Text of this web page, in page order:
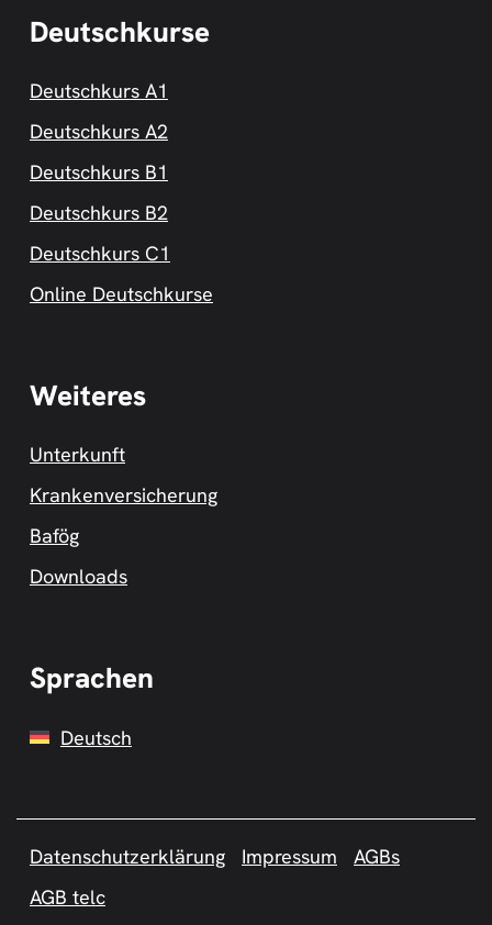
Deutschkurse
Deutschkurs A1
Deutschkurs A2
Deutschkurs B1
Deutschkurs B2
Deutschkurs C1
Online Deutschkurse
Weiteres
Unterkunft
Krankenversicherung
Bafög
Downloads
Sprachen
Deutsch
Datenschutzerklärung Impressum
AGBs
AGB telc